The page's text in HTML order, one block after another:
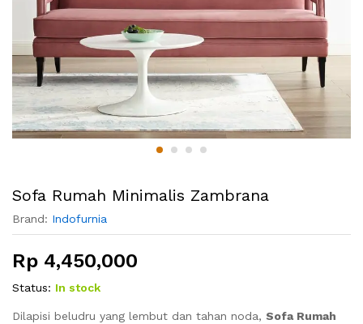
Sofa Rumah Minimalis Zambrana
Brand: Indofurnia
Rp 4,450,000
Status: In stock
Dilapisi beludru yang lembut dan tahan noda, Sofa Rumah